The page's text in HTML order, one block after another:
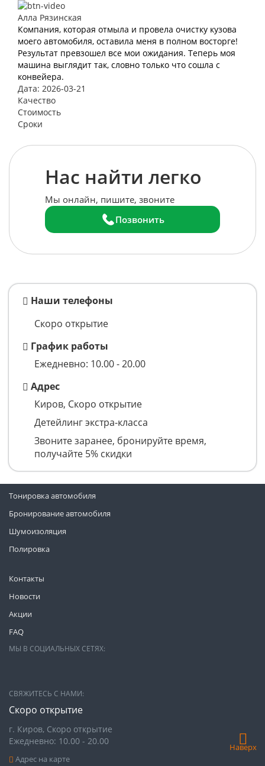
Алла Рязинская
Компания, которая отмыла и провела очистку кузова
моего автомобиля, оставила меня в полном восторге!
Результат превзошел все мои ожидания. Теперь моя
машина выглядит так, словно только что сошла с
конвейера.
Дата: 2026-03-21
Качество
Стоимость
Сроки
Наверх
Нас найти легко
Мы онлайн, пишите, звоните
Позвонить
Наши телефоны
Скоро открытие
График работы
Ежедневно: 10.00 - 20.00
Адрес
Киров, Скоро открытие
Детейлинг экстра-класса
Звоните заранее, бронируйте время,
получайте 5% скидки
Контакты
Новости
Акции
FAQ
Тонировка автомобиля
Бронирование автомобиля
Шумоизоляция
Полировка
МЫ В СОЦИАЛЬНЫХ СЕТЯХ:
СВЯЖИТЕСЬ С НАМИ:
Скоро открытие
г. Киров, Скоро открытие
Ежедневно: 10.00 - 20.00
Адрес на карте